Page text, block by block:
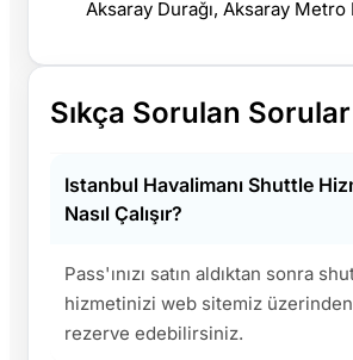
Aksaray Durağı, Aksaray Metro
Sıkça Sorulan Sorular
Istanbul Havalimanı Shuttle
Nasıl Çalışır?
Pass'ınızı satın aldıktan sonra
hizmetinizi web sitemiz
rezerve edebilirsiniz.